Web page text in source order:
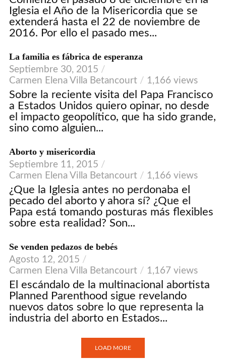
Iglesia el Año de la Misericordia que se
extenderá hasta el 22 de noviembre de
2016. Por ello el pasado mes...
La familia es fábrica de esperanza
Septiembre 30, 2015
Carmen Elena Villa Betancourt
1,166 views
Sobre la reciente visita del Papa Francisco
a Estados Unidos quiero opinar, no desde
el impacto geopolítico, que ha sido grande,
sino como alguien...
Aborto y misericordia
Septiembre 11, 2015
Carmen Elena Villa Betancourt
1,166 views
¿Que la Iglesia antes no perdonaba el
pecado del aborto y ahora sí? ¿Que el
Papa está tomando posturas más flexibles
sobre esta realidad? Son...
Se venden pedazos de bebés
Agosto 12, 2015
Carmen Elena Villa Betancourt
1,167 views
El escándalo de la multinacional abortista
Planned Parenthood sigue revelando
nuevos datos sobre lo que representa la
industria del aborto en Estados...
LOAD MORE